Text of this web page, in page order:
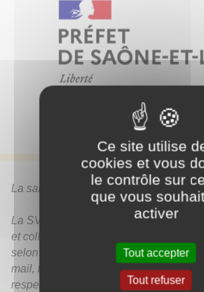
La saisine par voie électronique (SVE)
La SVE permet aux usagers de saisir
et collectivités territoriales) de manière
selon les modalités mises en œuvre
mail, formulaire de contact, télé
respect du cadre juridique général.
Ce site utilise
cookies et vous
le contrôle sur
que vous
activer
Tout accepter
Tout refuser